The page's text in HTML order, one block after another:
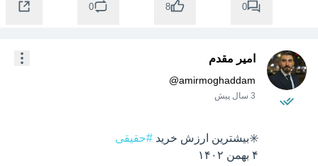
0
8
0
امیر مقدم
@amirmoghaddam
3 سال پیش
✳️بیشترین ارزش خرید #حقیقی